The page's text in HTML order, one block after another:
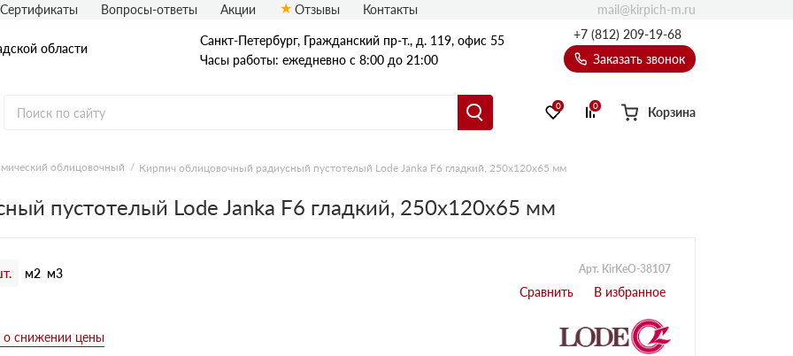
области
Санкт-Петербург, Граждaнский пр-т., д. 119, офис 55
Часы работы: ежедневно с 8:00 до 21:00
+7 (812) 209-19-68
Заказать звонок
Рядовой кирпич
Полнотелый
0 0 Корзина
Сертификаты Вопросы-ответы Акции Отзывы Контакты mail@kirpich-m.ru
облицовочный Кирпич облицовочный радиусный пустотелый Lode Janka F6 гладкий, 250х120х65 мм
пустотелый Lode Janka F6 гладкий, 250х120х65 мм
м2 м3 Арт. KirKeO-38107